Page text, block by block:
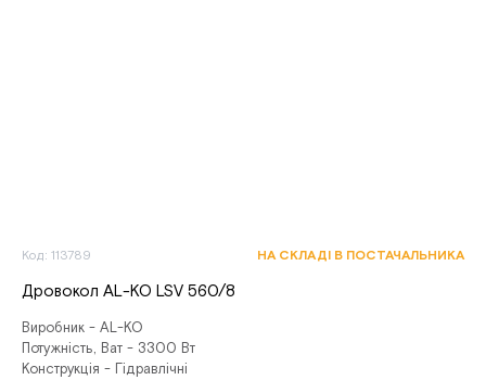
Код: 113789 НА СКЛАДІ В ПОСТАЧАЛЬНИКА
Дровокол AL-KO LSV 560/8
Виробник - AL-KO
Потужність, Ват - 3300 Вт
Конструкція - Гідравлічні